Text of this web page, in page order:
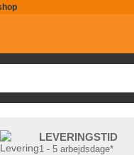
LEVERINGSTID
1 - 5 arbejdsdage*